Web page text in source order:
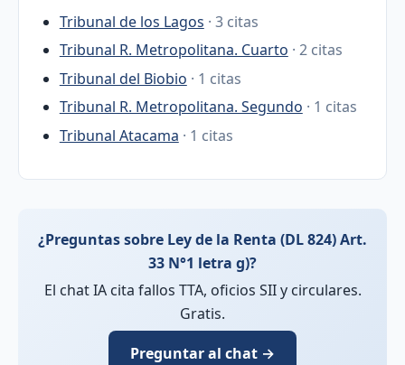
Tribunal de los Lagos · 3 citas
Tribunal R. Metropolitana. Cuarto · 2 citas
Tribunal del Biobio · 1 citas
Tribunal R. Metropolitana. Segundo · 1 citas
Tribunal Atacama · 1 citas
¿Preguntas sobre Ley de la Renta (DL 824) Art.
33 N°1 letra g)?
El chat IA cita fallos TTA, oficios SII y circulares.
Gratis.
Preguntar al chat →